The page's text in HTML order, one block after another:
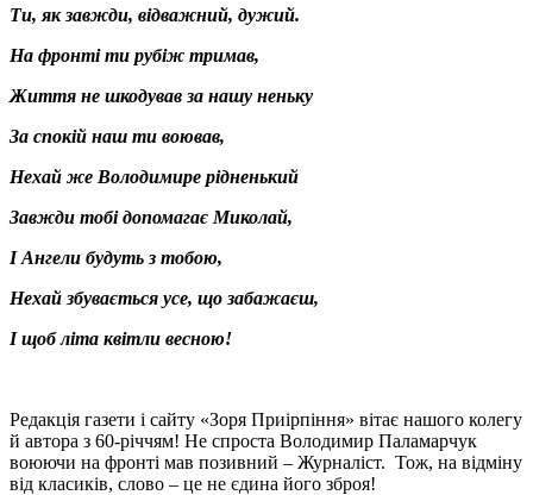
Ти, як завжди, відважний, дужий.
На фронті ти рубіж тримав,
Життя не шкодував за нашу неньку
За спокій наш ти воював,
Нехай же Володимире рідненький
Завжди тобі допомагає Миколай,
І Ангели будуть з тобою,
Нехай збувається усе, що забажаєш,
І щоб літа квітли весною!
Редакція газети і сайту «Зоря Приірпіння» вітає нашого колегу
й автора з 60-річчям! Не спроста Володимир Паламарчук
воюючи на фронті мав позивний – Журналіст. Тож, на відміну
від класиків, слово – це не єдина його зброя!